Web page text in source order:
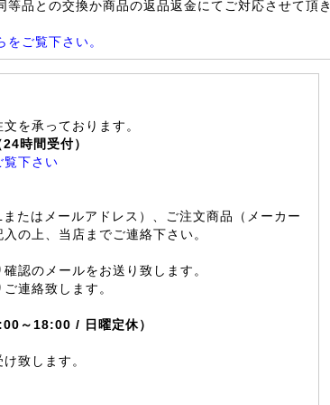
等品との交換か商品の返品返金にてご対応させて頂き
ご覧下さい。
を承っております。
時間受付）
覧下さい
たはメールアドレス）、ご注文商品（メーカー
の上、当店までご連絡下さい。
認のメールをお送り致します。
連絡致します。
～18:00 / 日曜定休）
致します。